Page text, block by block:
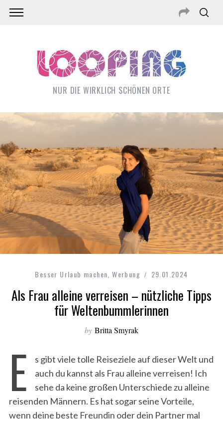
NUR DIE WIRKLICH SCHÖNEN ORTE
Besser Urlaub machen ,Werbung 29.01.2024
Als Frau alleine verreisen – nützliche Tipps
für Weltenbummlerinnen
by Britta Smyrak
E
s gibt viele tolle Reiseziele auf dieser Welt und
auch du kannst als Frau alleine verreisen! Ich
sehe da keine großen Unterschiede zu alleine
reisenden Männern. Es hat sogar seine Vorteile,
wenn deine beste Freundin oder dein Partner mal